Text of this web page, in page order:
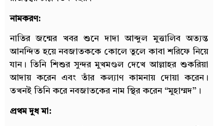
নামকরণ:
নাতির জন্মের খবর শুনে দাদা আব্দুল মুত্তালিব অত্যন্ত
আনন্দিত হয়ে নবজাতককে কোলে তুলে কাবা শরিফে নিয়ে
যান। তিনি শিশুর সুন্দর মুখমণ্ডল দেখে আল্লাহর শুকরিয়া
আদায় করেন এবং তাঁর কল্যাণ কামনায় দোয়া করেন।
তখনই তিনি করে নবজাতকের নাম স্থির করেন “মুহাম্মদ”।
প্রথম দুধ মা: